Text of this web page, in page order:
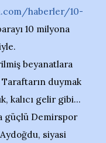
haberler/10-
10 milyona
beyanatlara
Taraftarın duymak
kalıcı gelir gibi...
güçlü Demirspor
siyasi